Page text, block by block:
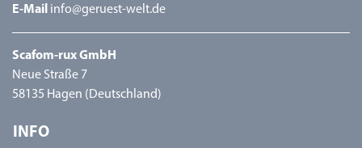
E-Mail info@geruest-welt.de
Scafom-rux GmbH
Neue Straße 7
58135 Hagen (Deutschland)
INFO